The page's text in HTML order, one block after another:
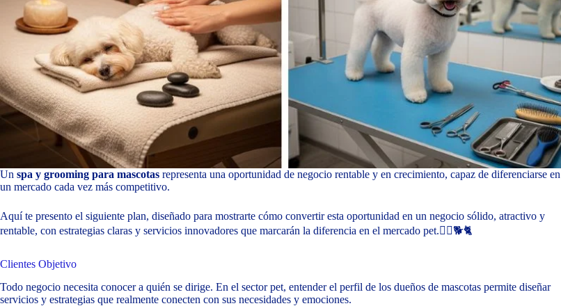
Un spa y grooming para mascotas representa una oportunidad de negocio rentable y en crecimiento, capaz de diferenciarse en
un mercado cada vez más competitivo.
Aquí te presento el siguiente plan, diseñado para mostrarte cómo convertir esta oportunidad en un negocio sólido, atractivo y
rentable, con estrategias claras y servicios innovadores que marcarán la diferencia en el mercado pet.👇🏼🐕🐈
Clientes Objetivo
Todo negocio necesita conocer a quién se dirige. En el sector pet, entender el perfil de los dueños de mascotas permite diseñar
servicios y estrategias que realmente conecten con sus necesidades y emociones.